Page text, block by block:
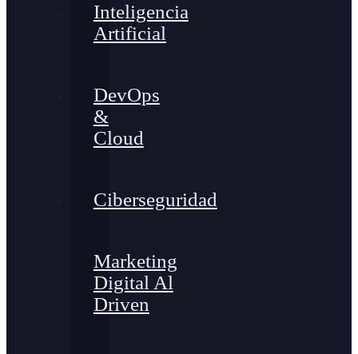
Inteligencia
Artificial
DevOps
&
Cloud
Ciberseguridad
Marketing
Digital Al
Driven